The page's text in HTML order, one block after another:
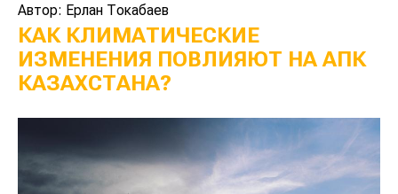
Автор: Ерлан Токабаев
КАК КЛИМАТИЧЕСКИЕ
ИЗМЕНЕНИЯ ПОВЛИЯЮТ НА АПК
КАЗАХСТАНА?